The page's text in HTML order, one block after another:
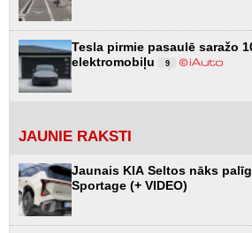
Tesla pirmie pasaulē saražo
elektromobiļu
9
JAUNIE RAKSTI
Jaunais KIA Seltos nāks
Sportage (+ VIDEO)